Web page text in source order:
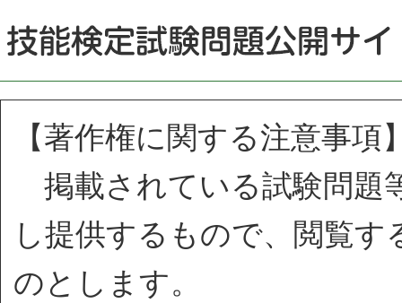
【著作権に関する注意事項
掲載されている試験問題
し提供するもので、閲覧
のとします。